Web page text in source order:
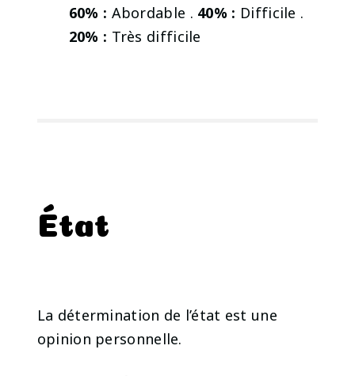
60% : Abordable . 40% : Difficile .
20% : Très difficile
État
La détermination de l’état est une
opinion personnelle.